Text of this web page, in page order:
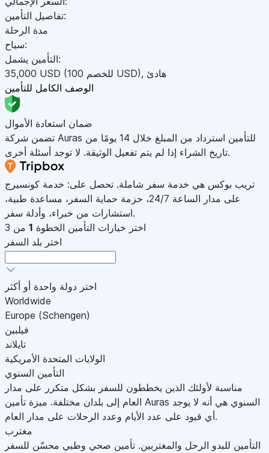
تفاصيل التأمين:
مدة الرحلة
سياح:
التأمين يشمل:
35,000 USD USD), هادئ
الوصف الكامل للتأمين
ضمان استعادة الأموال
تضمن شركة Auras للتأمين استرداد من المبلغ خلال 14 يومًا من
تاريخ الشراء إذا لم يتم تفعيل الوثيقة. لا توجد أسئلة أخرى.
تريب بوكس هي خدمة سفر شاملة. تحصل على: خدمة كونسيرج
على مدار الساعة 24/7، حزمة حماية السفر، مساعدة طبية،
استشارات من خبراء، وأدلة سفر.
اختر خيارات التأمين الخطوة 1 من 3
اختر بلد السفر
اختر دولة واحدة أو أكثر
Worldwide
Europe (Schengen)
فيلبين
تايلاند
الولايات المتحدة الأمريكية
التأمين السنوي
مناسبة لأولئك الذين يخططون للسفر بشكل متكرر على مدار
العام إلى بلدان مختلفة. ميزة تأمين Auras السنوي هي أنه لا يوجد
أي قيود على عدد الأيام وعدد الرحلات على مدار العام.
مغترب
التأمين للبدو الرحل والمغتربين. تأمين صحي وطبي محسّن للسفر